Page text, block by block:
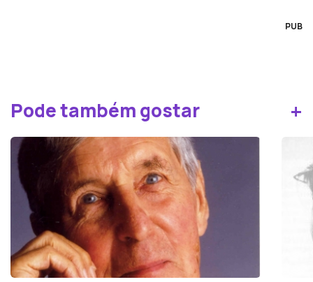
PUB
Pode também gostar +